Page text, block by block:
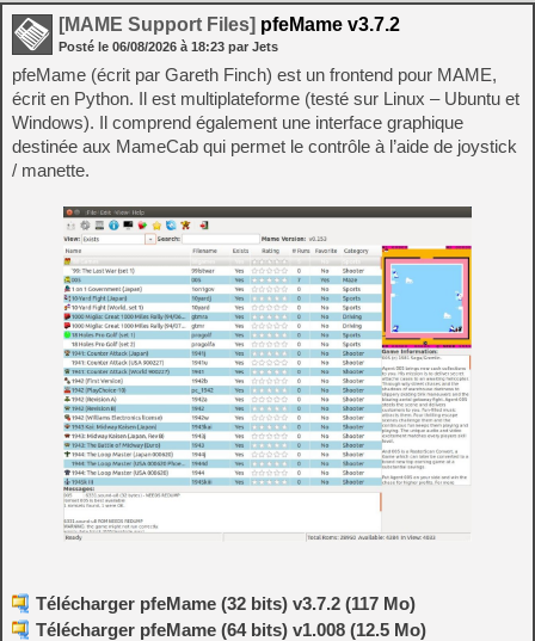
[MAME Support Files] pfeMame v3.7.2
Posté le 06/08/2026 à 18:23 par Jets
pfeMame (écrit par Gareth Finch) est un frontend pour MAME,
écrit en Python. Il est multiplateforme (testé sur Linux – Ubuntu et
Windows). Il comprend également une interface graphique
destinée aux MameCab qui permet le contrôle à l’aide de joystick
/ manette.
Télécharger pfeMame (32 bits) v3.7.2 (117 Mo)
Télécharger pfeMame (64 bits) v1.008 (12.5 Mo)